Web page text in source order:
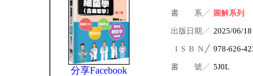
分享Facebook
書 系╱ 圖解系列
出版日期╱ 2025/06/
I S B N ╱ 978-626-
書 號╱ 5J0L